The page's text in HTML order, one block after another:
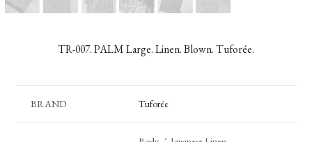
TR-007. PALM Large. Linen. Blown. Tuforée.
BRAND Tuforée